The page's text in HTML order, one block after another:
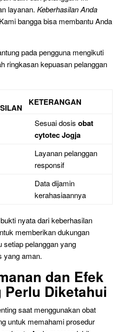
layanan. Keberhasilan Anda
bangga bisa membantu Anda
pada pengguna mengikuti
ringkasan kepuasan pelanggan
KETERANGAN
Sesuai dosis obat
cytotec Jogja
Layanan pelanggan
responsif
Data dijamin
kerahasiaannya
nyata dari keberhasilan
memberikan dukungan
setiap pelanggan yang
yang aman.
dan Efek
Diketahui
saat menggunakan obat
untuk memahami prosedur